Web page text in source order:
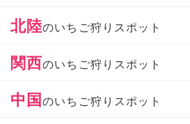
北陸のいちご狩りスポット
関西のいちご狩りスポット
中国のいちご狩りスポット